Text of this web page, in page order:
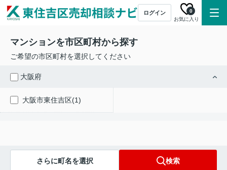
ログイン
お気に入り
0
マンションを市区町村から探す
ご希望の市区町村を選択してください
大阪府
大阪市東住吉区(1)
さらに町名を選択 検索